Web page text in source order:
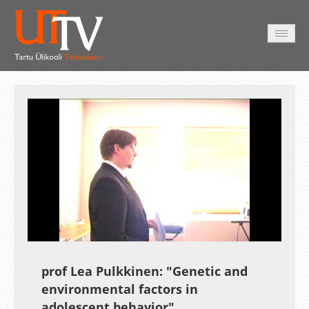
UnmuteLoaded
2.36%
prof Lea Pulkkinen: "Genetic and
environmental factors in